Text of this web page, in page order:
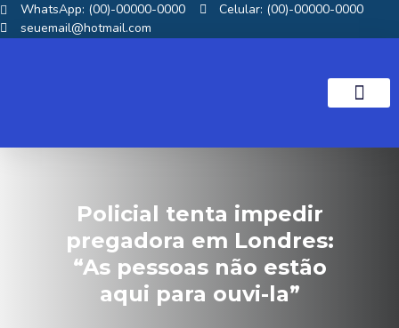
WhatsApp: (00)-00000-0000
Celular: (00)-00000-0000
seuemail@hotmail.com
Policial tenta impedir
pregadora em Londres:
“As pessoas não estão
aqui para ouvi-la”